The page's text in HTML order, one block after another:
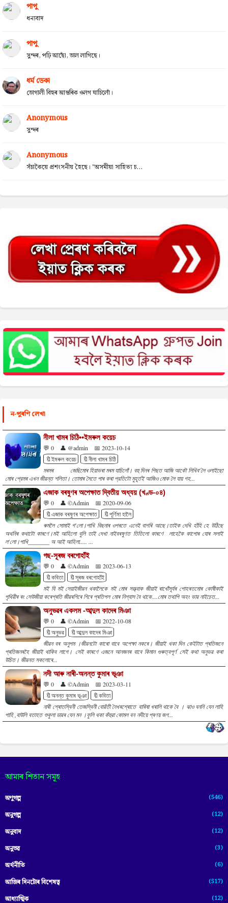
পাপু
ধন্যবাদ
পাপু
সুন্দৰ, পঢ়ি আছোঁ, ভাল লাগিছে।
ধৰ্ম ডেকা
ভোগালী বিহুৰ আন্তৰিক ওলগ যাচিলোঁ।
Anonymous
সুন্দৰ
Anonymous
সঁচাকৈয়ে প্ৰশংসনীয় হৈছে। "অসমীয়া সাহিত্য চ...
ন-পুৰণি লেখা
নীলা খামৰ চিঠি••ইমৰুল কয়েচ
💬 0 👤 @admin
📅 2023-10-14
🔖ইমৰুল কয়েচ
🔖নীলা খামৰ চিঠি
মৰমৰ জেছিমোৰ হিয়াভৰা মৰম যাচিলোঁ। বহু দিনৰ পিছত আজি আকৌ লিখিব'লৈ ওলাইছো
মোৰ প্রেমৰ এখন জীৱন্ত শলিতা। তোমাৰ সৈতে পাৰ কৰা প্রতিটো মুহূর্তই আজিও মোক লৈ যায় গহ...
এজাক বৰষুণৰ অপেক্ষাত দ্বিতীয় অধ্যয় (খণ্ড-০৪)
💬 0 👤 ©Admin
📅 2020-09-06
🔖এজাক বৰষুণৰ অপেক্ষাত
🔖পূৰ্ণিমা হালৈ
ৰুমলৈ সোমাই গ'লো।পাখি বিছনাৰ ওপৰতে এনেই বাগৰি আছে।তাইক দেখি হাঁহি হে উঠিছে
অথনিৰ কথাটো কাৰণে।মই আহিলো বুলি তাই দেখা নাইবৰষুণত তিতিলো কাৰণে লাহেকৈ কাপোৰ যোৰ সলাই
ল'লো।পাখি_______ অ আই আহিলা..... ...
গছ-সূৰজ বৰগোহাঁই
💬 0 👤 ©Admin
📅 2023-06-13
🔖কবিতা
🔖সূৰজ বৰগোহাঁই
মই যি মই সেয়াইজীৱন থকালৈকে মই মোৰ সত্ত্বাক জীয়াই ৰাখোঁসূৰ্যৰ পোহৰতমোৰ কোষীকাই
পৃথিৱীৰ ৰং সেউজীয়া কৰেপ্ৰতি জীৱৰশিৰে শিৰে প্ৰতিপল মোৰ নিশ্বাস বৈ থাকে....মোৰ তথাপি অহং ভাৱ নাইচেত...
অনুভৱৰ একলম -আব্দুল কাদেৰ মিঞা
💬 0 👤 ©Admin
📅 2022-10-08
🔖অনুভৱ
🔖আব্দুল কাদেৰ মিঞা
জীৱন বৰ অনুপম ।জীৱনটো কাৰো বাবে অপেক্ষা নকৰে। জীয়াই থকা দিন কেইটাত প্ৰতিজনে
প্ৰতিজনৰহৈ জীয়াই থাকিব লাগে। সেই কাৰণে এজনে আনজনৰ বাবে কিমান গুৰুত্বপূৰ্ণ সেই কথা অনুভৱ কৰা
উচিত। জীৱনত সকলোৰে...
নদী আৰু নাৰী-অনন্ত কুমাৰ ভূঞা
💬 0 👤 ©Admin
📅 2023-03-11
🔖অনন্ত কুমাৰ ভূঞা
🔖কবিতা
নাৰী শ্ৰোতস্বিনী তেজস্বিনী বোৱঁতী নৈখৰশ্ৰোতে বাৰিষা খৰালি থাকে বৈ । ঝাও বননি যেন লাহি
পাহি ,বাউলি বতাহত শুকুলা ডাৱৰ যেন মন ।ফুলি থকা কঁ‌হুৱা কোমল বন নদীয়ে প্ৰণয় জগ...
আমাৰ শিতান সমূহ
অণুগল্প (546)
অনুগল্প (12)
অনুবাদ (12)
অনুভৱ (3)
অৰ্থনীতি (6)
আজিৰ দিনটোৰ বিশেষত্ব (517)
আধ্যাত্মিক (12)